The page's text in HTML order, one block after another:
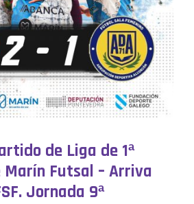
de Liga de 1ª
Marín Futsal – Arriva
Jornada 9ª